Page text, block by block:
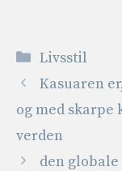
Kategorier
Livsstil
Kasuaren
og med
verden
den globale